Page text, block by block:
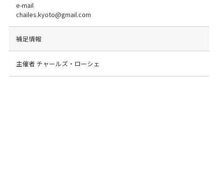
e-mail
chailes.kyoto@gmail.com
補足情報
主催者 チャールズ・ローシェ